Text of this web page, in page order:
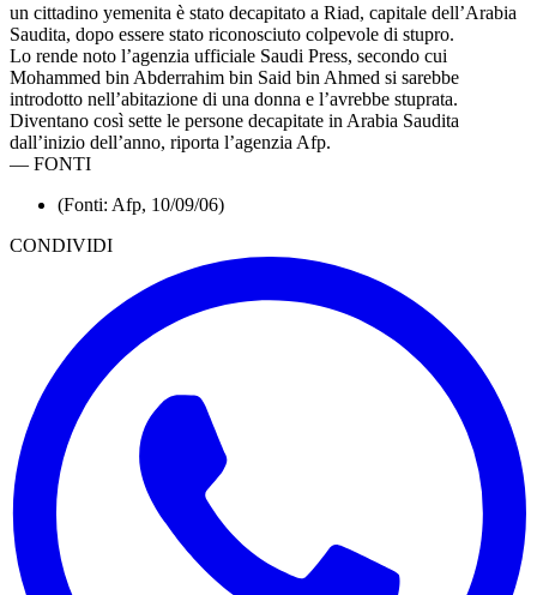
un cittadino yemenita è stato decapitato a Riad, capitale dell’Arabia
Saudita, dopo essere stato riconosciuto colpevole di stupro.
Lo rende noto l’agenzia ufficiale Saudi Press, secondo cui
Mohammed bin Abderrahim bin Said bin Ahmed si sarebbe
introdotto nell’abitazione di una donna e l’avrebbe stuprata.
Diventano così sette le persone decapitate in Arabia Saudita
dall’inizio dell’anno, riporta l’agenzia Afp.
— FONTI
(Fonti: Afp, 10/09/06)
CONDIVIDI